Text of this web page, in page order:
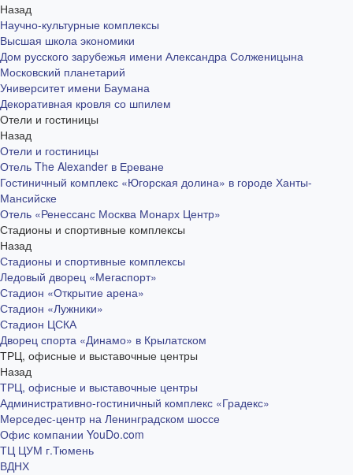
Назад
Научно-культурные комплексы
Высшая школа экономики
Дом русского зарубежья имени Александра Солженицына
Московский планетарий
Университет имени Баумана
Декоративная кровля со шпилем
Отели и гостиницы
Назад
Отели и гостиницы
Отель The Alexander в Ереване
Гостиничный комплекс «Югорская долина» в городе Ханты-
Мансийске
Отель «Ренессанс Москва Монарх Центр»
Стадионы и спортивные комплексы
Назад
Стадионы и спортивные комплексы
Ледовый дворец «Мегаспорт»
Стадион «Открытие арена»
Стадион «Лужники»
Стадион ЦСКА
Дворец спорта «Динамо» в Крылатском
ТРЦ, офисные и выставочные центры
Назад
ТРЦ, офисные и выставочные центры
Административно-гостиничный комплекс «Градекс»
Мерседес-центр на Ленинградском шоссе
Офис компании YouDo.com
ТЦ ЦУМ г.Тюмень
ВДНХ